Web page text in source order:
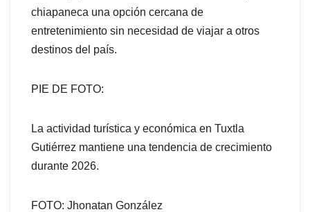
chiapaneca una opción cercana de
entretenimiento sin necesidad de viajar a otros
destinos del país.
PIE DE FOTO:
La actividad turística y económica en Tuxtla
Gutiérrez mantiene una tendencia de crecimiento
durante 2026.
FOTO: Jhonatan González